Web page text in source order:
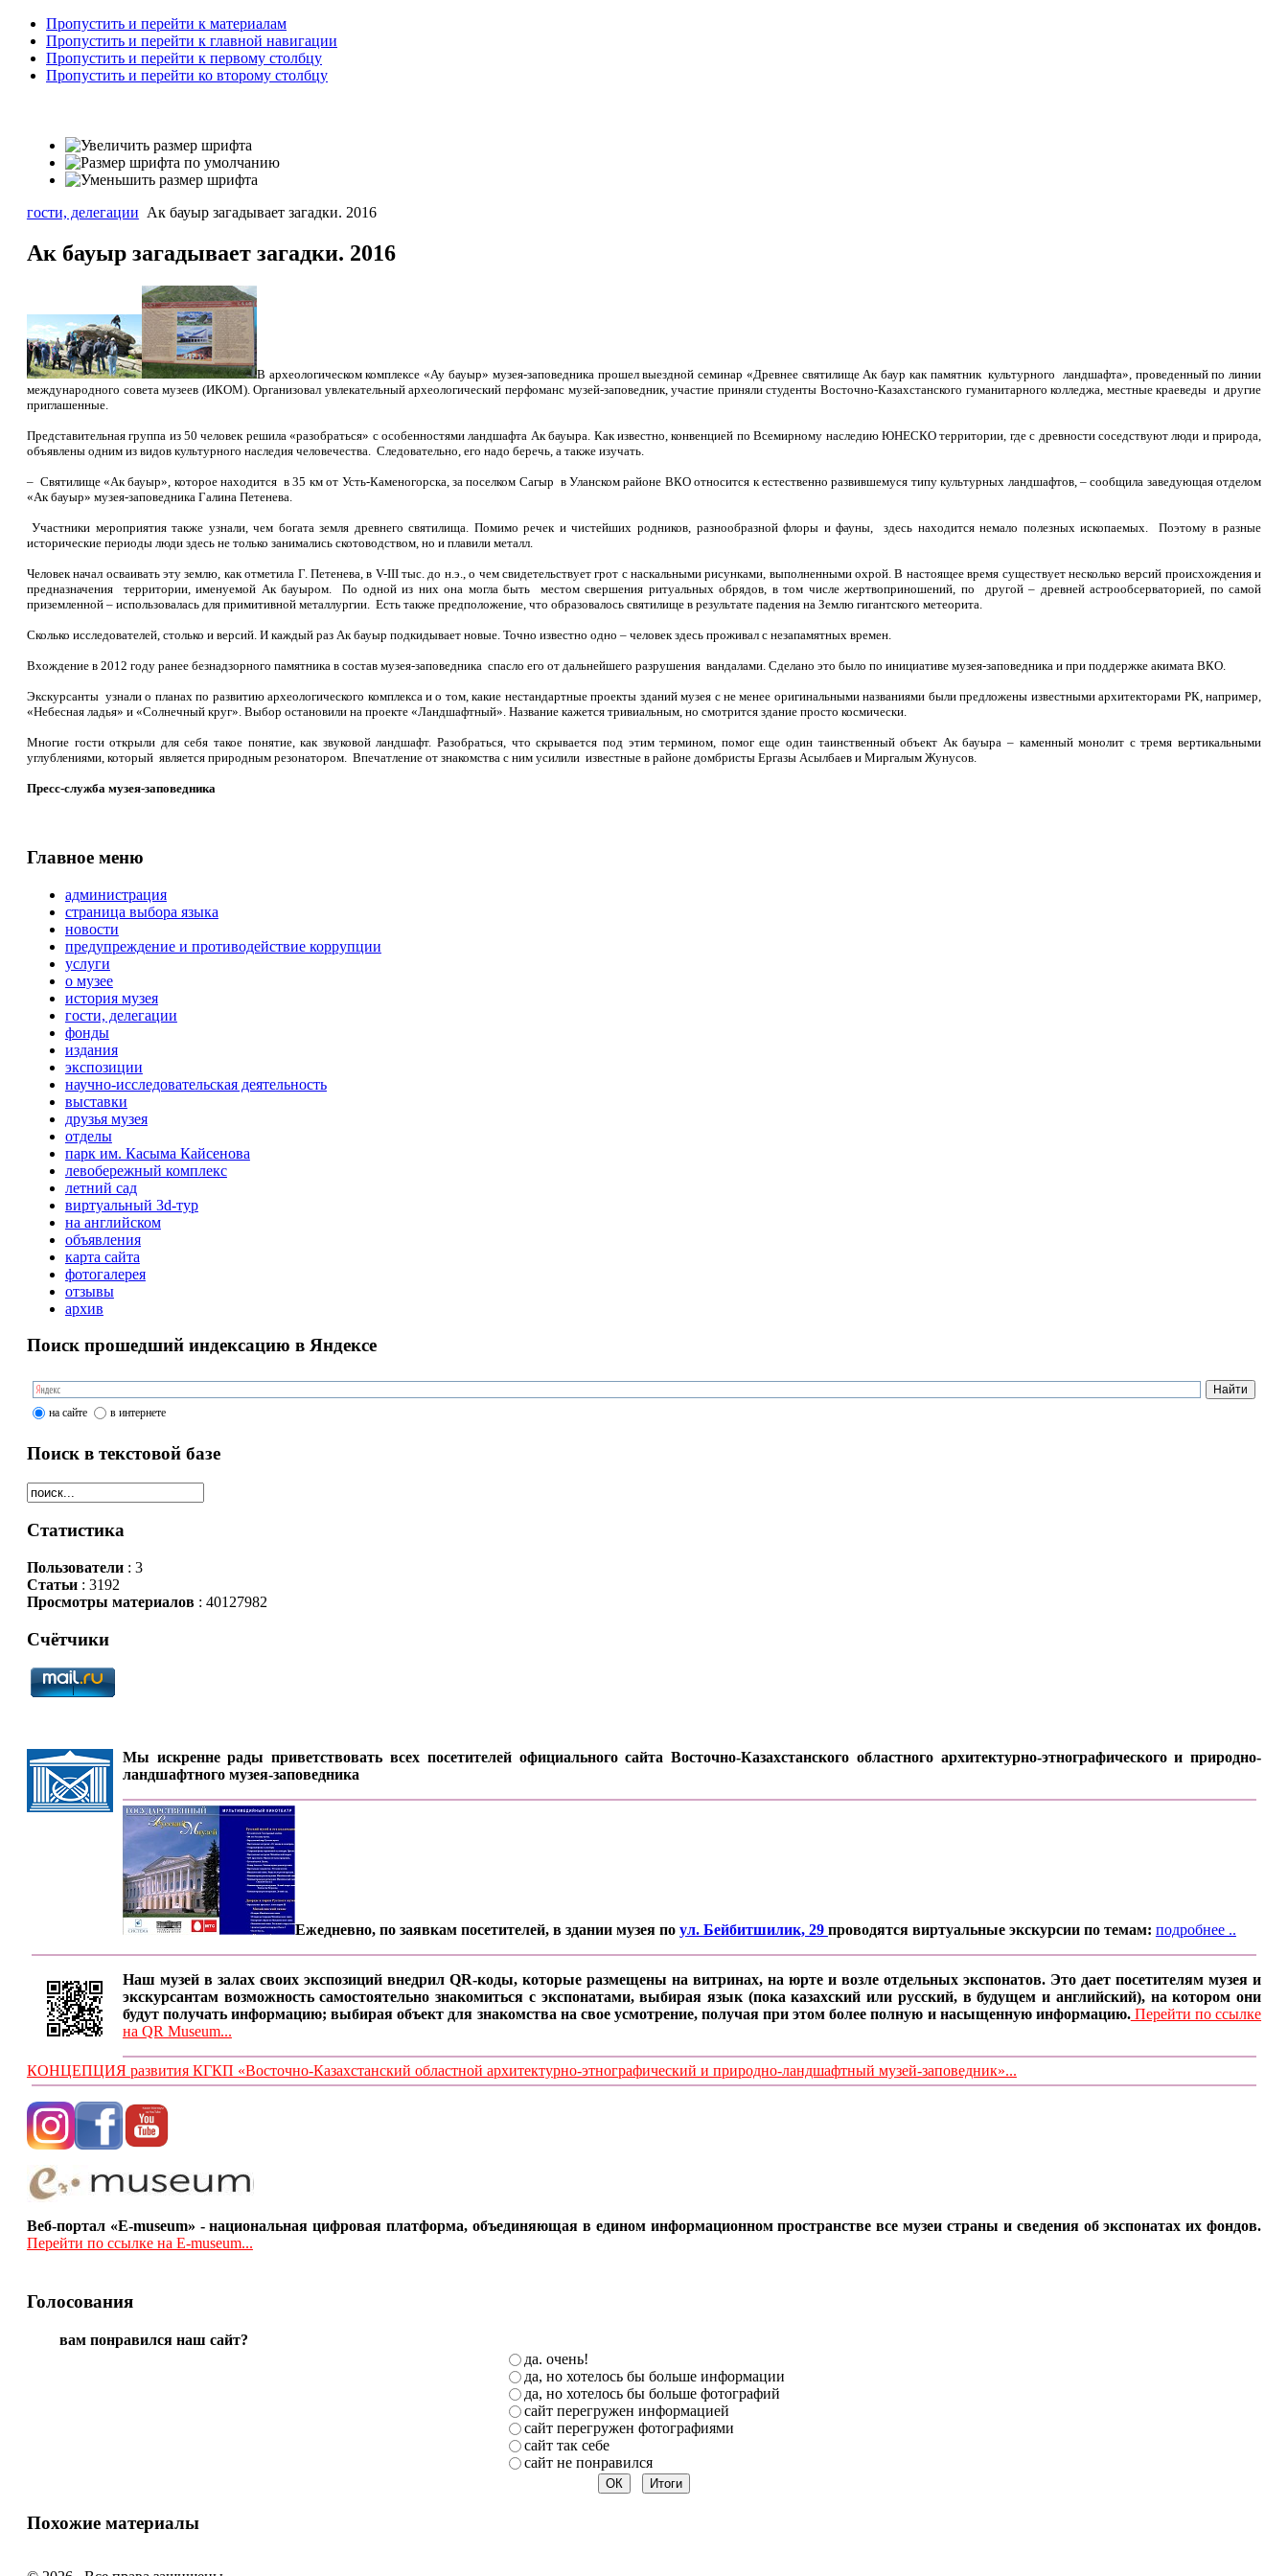
Пропустить и перейти к материалам
Пропустить и перейти к главной навигации
Пропустить и перейти к первому столбцу
Пропустить и перейти ко второму столбцу
гости, делегации Ак бауыр загадывает загадки. 2016
Ак бауыр загадывает загадки. 2016
В археологическом комплексе «Ау бауыр» музея-заповедника прошел выездной семинар «Древнее святилище Ак баур как памятник культурного ландшафта», проведенный по линии
международного совета музеев (ИКОМ). Организовал увлекательный археологический перфоманс музей-заповедник, участие приняли студенты Восточно-Казахстанского гуманитарного колледжа, местные краеведы и другие
приглашенные.
Представительная группа из 50 человек решила «разобраться» с особенностями ландшафта Ак бауыра. Как известно, конвенцией по Всемирному наследию ЮНЕСКО территории, где с древности соседствуют люди и природа,
объявлены одним из видов культурного наследия человечества. Следовательно, его надо беречь, а также изучать.
– Святилище «Ак бауыр», которое находится в 35 км от Усть-Каменогорска, за поселком Сагыр в Уланском районе ВКО относится к естественно развившемуся типу культурных ландшафтов, – сообщила заведующая отделом
«Ак бауыр» музея-заповедника Галина Петенева.
Участники мероприятия также узнали, чем богата земля древнего святилища. Помимо речек и чистейших родников, разнообразной флоры и фауны, здесь находится немало полезных ископаемых. Поэтому в разные
исторические периоды люди здесь не только занимались скотоводством, но и плавили металл.
Человек начал осваивать эту землю, как отметила Г. Петенева, в V-III тыс. до н.э., о чем свидетельствует грот с наскальными рисунками, выполненными охрой. В настоящее время существует несколько версий происхождения и
предназначения территории, именуемой Ак бауыром. По одной из них она могла быть местом свершения ритуальных обрядов, в том числе жертвоприношений, по другой – древней астрообсерваторией, по самой
приземленной – использовалась для примитивной металлургии. Есть также предположение, что образовалось святилище в результате падения на Землю гигантского метеорита.
Сколько исследователей, столько и версий. И каждый раз Ак бауыр подкидывает новые. Точно известно одно – человек здесь проживал с незапамятных времен.
Вхождение в 2012 году ранее безнадзорного памятника в состав музея-заповедника спасло его от дальнейшего разрушения вандалами. Сделано это было по инициативе музея-заповедника и при поддержке акимата ВКО.
Экскурсанты узнали о планах по развитию археологического комплекса и о том, какие нестандартные проекты зданий музея с не менее оригинальными названиями были предложены известными архитекторами РК, например,
«Небесная ладья» и «Солнечный круг». Выбор остановили на проекте «Ландшафтный». Название кажется тривиальным, но смотрится здание просто космически.
Многие гости открыли для себя такое понятие, как звуковой ландшафт. Разобраться, что скрывается под этим термином, помог еще один таинственный объект Ак бауыра – каменный монолит с тремя вертикальными
углублениями, который является природным резонатором. Впечатление от знакомства с ним усилили известные в районе домбристы Ергазы Асылбаев и Миргалым Жунусов.
Пресс-служба музея-заповедника
Главное меню
администрация
страница выбора языка
новости
предупреждение и противодействие коррупции
услуги
о музее
история музея
гости, делегации
фонды
издания
экспозиции
научно-исследовательская деятельность
выставки
друзья музея
отделы
парк им. Касыма Кайсенова
левобережный комплекс
летний сад
виртуальный 3d-тур
на английском
объявления
карта сайта
фотогалерея
отзывы
архив
Поиск прошедший индексацию в Яндексе
на сайте в интернете
Поиск в текстовой базе
Статистика
Пользователи: 3
Статьи: 3192
Просмотры материалов: 40127982
Счётчики
Мы искренне рады приветствовать всех посетителей официального сайта Восточно-Казахстанского областного архитектурно-этнографического и природно-
ландшафтного музея-заповедника
Ежедневно, по заявкам посетителей, в здании музея по ул. Бейбитшилик, 29 проводятся виртуальные экскурсии по темам: подробнее ..
Наш музей в залах своих экспозиций внедрил QR-коды, которые размещены на витринах, на юрте и возле отдельных экспонатов. Это дает посетителям музея и
экскурсантам возможность самостоятельно знакомиться с экспонатами, выбирая язык (пока казахский или русский, в будущем и английский), на котором они
будут получать информацию; выбирая объект для знакомства на свое усмотрение, получая при этом более полную и насыщенную информацию.Перейти по ссылке
на QR Museum...
КОНЦЕПЦИЯ развития КГКП «Восточно-Казахстанский областной архитектурно-этнографический и природно-ландшафтный музей-заповедник»...
Веб-портал «E-museum» - национальная цифровая платформа, объединяющая в едином информационном пространстве все музеи страны и сведения об экспонатах их фондов.
Перейти по ссылке на E-museum...
Голосования
вам понравился наш сайт?
да. очень!
да, но хотелось бы больше информации
да, но хотелось бы больше фотографий
сайт перегружен информацией
сайт перегружен фотографиями
сайт так себе
сайт не понравился
Похожие материалы